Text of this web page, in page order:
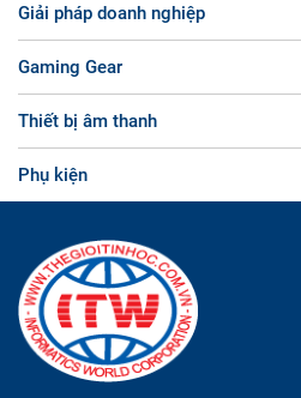
Giải pháp doanh nghiệp
Gaming Gear
Thiết bị âm thanh
Phụ kiện